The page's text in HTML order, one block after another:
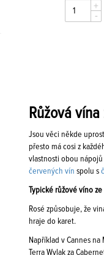
+
-
Růžová
Jsou věci někde
přesto má cosi z
vlastnosti obou
červených vín spolu s
Typické růžové víno ze
Rosé způsobuje, že
hraje do karet.
Například v Cannes
Terra Wylak za